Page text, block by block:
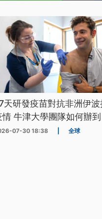
天研發疫苗對抗非洲伊
情 牛津大學團隊如何辦
07-30 18:38 全球